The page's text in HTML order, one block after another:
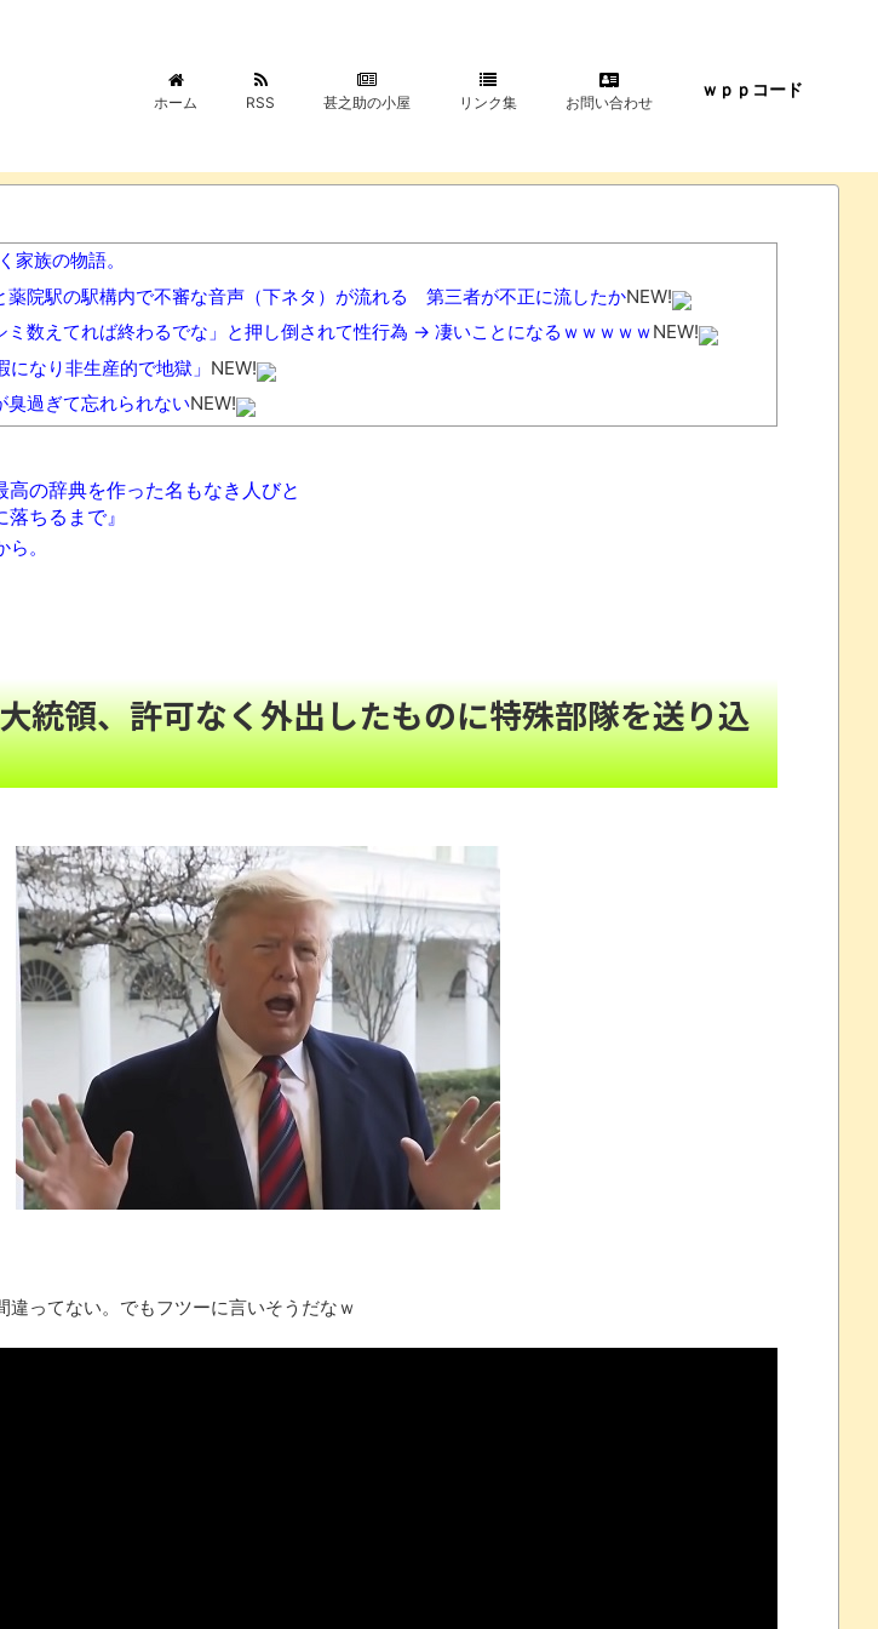
ホーム RSS 甚之助の小屋 リンク集 お問い合わせ
ｗｐｐコード
家族の物語。
薬院駅の駅構内で不審な音声（下ネタ）が流れる 第三者が不正に流したかNEW!
ミ数えてれば終わるでな」と押し倒されて性行為 → 凄いことになるｗｗｗｗｗNEW!
なり非生産的で地獄」 NEW!
過ぎて忘れられないNEW!
除から汗だくで帰宅ｗｗｗｗｗｗ
力ありすぎてクッソワロタｗｗｗｗｗｗｗｗｗ
サービスエリア利用有料化すればサボらず走るし流問題解決じゃね？」
!?」あるX民が玄関ドアノブの修理を頼んだら…とんでもない事になった
NEW!
と傭兵 9」「転生したら第七王子だったので、気ままに魔術を極めます 24」「ポンコツ魔王
ともになってしまうNEW!
歌う『日本史』
ズ(43億円分)を注文してキャンセルした32歳女が逮捕
ーム音楽批判から36年 ～因果な逆転劇～
でエクストリーム変身。
ノクティスフィギュアなどが当たる記念くじが登場です
てお金持ってんじゃん
アジア人にケンカを売った結果ｗｗｗ」 ほか
『いつか深い穴に落ちるまで』
ので感想を書きます(若干ネタバレあり) 26/07/25
中に入っているグループ会社の嫁子 [ほのぼの]
高の辞典を作った名もなき人びと
ちるまで』
。
統領、許可なく外出したものに特殊部隊を送り込
ってない。でもフツーに言いそうだなｗ